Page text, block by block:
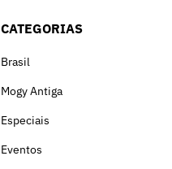
CATEGORIAS
Brasil
Mogy Antiga
Especiais
Eventos